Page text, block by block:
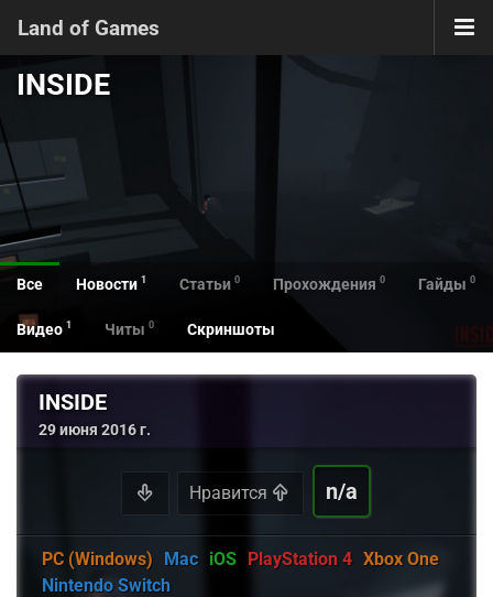
Land of Games
INSIDE
Все Новости 1 Статьи 0 Прохождения 0 Гайды 0
Видео 1 Читы 0 Скриншоты
INSIDE
29 июня 2016 г.
Нравится n/a
PC (Windows) Mac iOS PlayStation 4 Xbox One
Nintendo Switch